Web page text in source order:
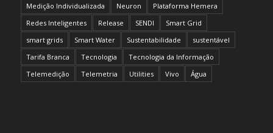
Medição Individualizada
Neuron
Plataforma Hemera
Redes Inteligentes
Release SENDI
Smart Grid
smart grids
Smart Water Sustentabilidade
sustentável
Tarifa Branca
Tecnologia
Tecnologia da Informação
Telemedição
Telemetria Utilities Vivo Água